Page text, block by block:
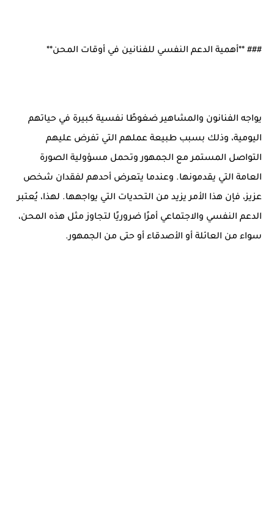
### **أهمية الدعم النفسي للفنانين في أوقات المحن**
يواجه الفنانون والمشاهير ضغوطًا نفسية كبيرة في حياتهم
اليومية، وذلك بسبب طبيعة عملهم التي تفرض عليهم
التواصل المستمر مع الجمهور وتحمل مسؤولية الصورة
العامة التي يقدمونها. وعندما يتعرض أحدهم لفقدان شخص
عزيز، فإن هذا الأمر يزيد من التحديات التي يواجهها. لهذا، يُعتبر
الدعم النفسي والاجتماعي أمرًا ضروريًا لتجاوز مثل هذه المحن،
سواء من العائلة أو الأصدقاء أو حتى من الجمهور.